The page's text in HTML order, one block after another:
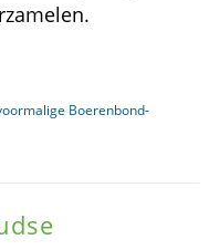
Boerenbond-